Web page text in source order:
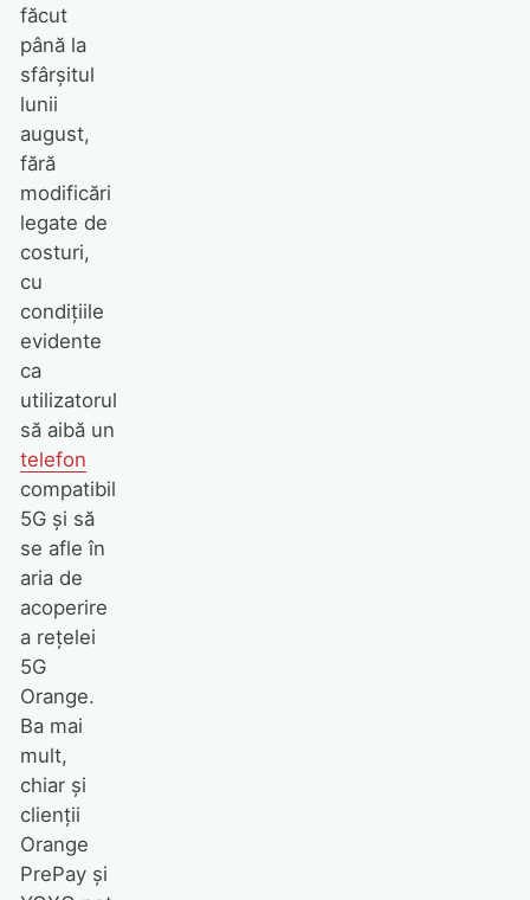
făcut
până la
sfârșitul
lunii
august,
fără
modificări
legate de
costuri,
cu
condițiile
evidente
ca
utilizatorul
să aibă un
telefon
compatibil
5G și să
se afle în
aria de
acoperire
a rețelei
5G
Orange.
Ba mai
mult,
chiar și
clienții
Orange
PrePay și